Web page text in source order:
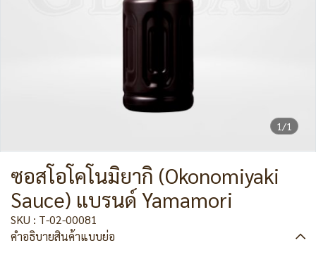
1/1
ซอสโอโคโนมิยากิ (Okonomiyaki
Sauce) แบรนด์ Yamamori
SKU : T-02-00081
คำอธิบายสินค้าแบบย่อ